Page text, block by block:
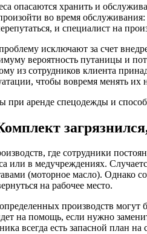
опасаются хранить и
во время
и специалист на
исключают за счет
вероятность путаницы и
из сотрудников клиента
чтобы вовремя менять их
где сотрудники
или в медучреждениях.
(моторное масло). Однако
на рабочее место.
производств могут
на помощь, если нужно
всегда есть запасной план